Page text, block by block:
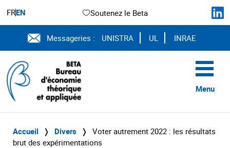
FREN Soutenez le Beta
Messageries : UNISTRA UL INRAE
Menu
Accueil ❭ Divers ❭ Voter autrement 2022 : les résultats
brut des expérimentations